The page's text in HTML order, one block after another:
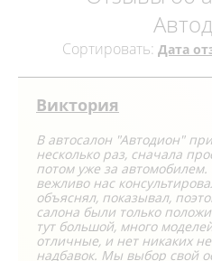
Сортировать: Дата
Виктория
В автосалон "Автодион"
несколько раз, сначала
потом уже за
вежливо нас
объяснял, показывал,
салона были только
тут большой, много
отличные, и нет никаких
надбавок. Мы выбор свой